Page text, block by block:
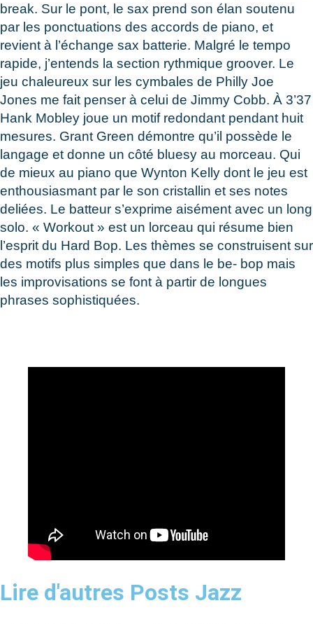
break. Sur le pont, le sax prend son élan soutenu
par les ponctuations des accords de piano, et
revient à l’échange sax batterie. Malgré le tempo
rapide, j’entends la section rythmique groover. Le
jeu chaleureux sur les cymbales de Philly Joe
Jones me fait penser à celui de Jimmy Cobb. À 3’37
Hank Mobley joue un motif redondant pendant huit
mesures. Grant Green démontre qu’il possède le
langage et donne un côté bluesy au morceau. Qui
de mieux au piano que Wynton Kelly dont le jeu est
enthousiasmant par le son cristallin et ses notes
deliées. Le batteur s’exprime aisément avec un long
solo. « Workout » est un lorceau qui résume bien
l’esprit du Hard Bop. Les thèmes se construisent sur
des motifs plus simples que dans le be- bop mais
les improvisations se font à partir de longues
phrases sophistiquées.
Lire d'autres Posts Jazz